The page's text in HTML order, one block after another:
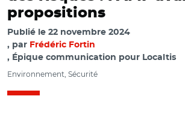
propositions
Publié le 22 novembre 2024
par Frédéric Fortin
, Épique communication pour Localtis
Environnement, Sécurité